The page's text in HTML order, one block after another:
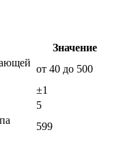
Значение
от 40 до 500
±1
5
599